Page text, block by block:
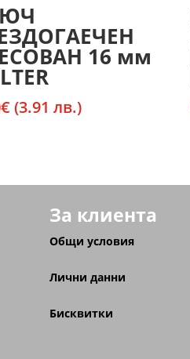
16 мм
€ (3.91 лв.)
За клиента
Общи условия
Лични данни
Бисквитки